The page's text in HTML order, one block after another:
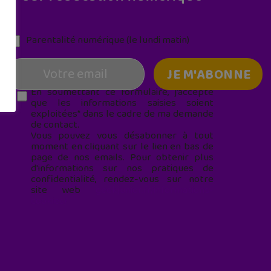
Parentalité numérique (le lundi matin)
En soumettant ce formulaire, j’accepte
que les informations saisies soient
exploitées* dans le cadre de ma demande
de contact.
Vous pouvez vous désabonner à tout
moment en cliquant sur le lien en bas de
page de nos emails. Pour obtenir plus
d'informations sur nos pratiques de
confidentialité, rendez-vous sur notre
site web